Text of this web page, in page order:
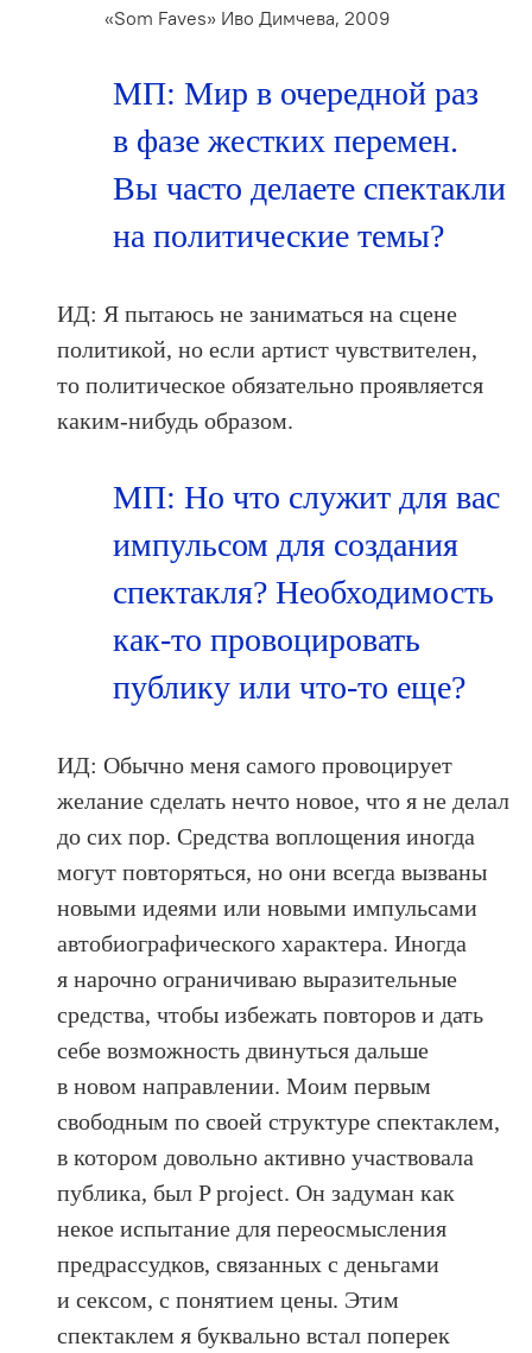
«Som Faves» Иво Димчева, 2009
МП: Мир в очередной раз
в фазе жестких перемен.
Вы часто делаете спектакли
на политические темы?
ИД: Я пытаюсь не заниматься на сцене
политикой, но если артист чувствителен,
то политическое обязательно проявляется
каким‑нибудь образом.
МП: Но что служит для вас
импульсом для создания
спектакля? Необходимость
как‑то провоцировать
публику или что‑то еще?
ИД: Обычно меня самого провоцирует
желание сделать нечто новое, что я не делал
до сих пор. Средства воплощения иногда
могут повторяться, но они всегда вызваны
новыми идеями или новыми импульсами
автобиографического характера. Иногда
я нарочно ограничиваю выразительные
средства, чтобы избежать повторов и дать
себе возможность двинуться дальше
в новом направлении. Моим первым
свободным по своей структуре спектаклем,
в котором довольно активно участвовала
публика, был P project. Он задуман как
некое испытание для переосмысления
предрассудков, связанных с деньгами
и сексом, с понятием цены. Этим
спектаклем я буквально встал поперек